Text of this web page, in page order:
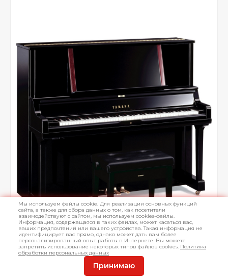
Мы используем файлы cookie. Для реализации основных функций
сайта, а также для сбора данных о том, как посетители
взаимодействуют с сайтом, мы используем cookies-файлы.
Информация, содержащаяся в таких файлах, может касаться вас,
ваших предпочтений или вашего устройства. Такая информация не
идентифицирует вас прямо, однако может дать вам более
персонализированный опыт работы в Интернете. Вы можете
запретить использование некоторых типов файлов cookies. Политика
обработки персональных данных
Принимаю